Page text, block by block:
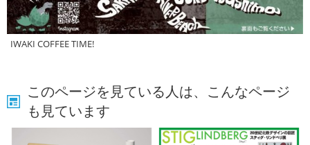
IWAKI COFFEE TIME!
このページを見ている人は、こんなページ
も見ています